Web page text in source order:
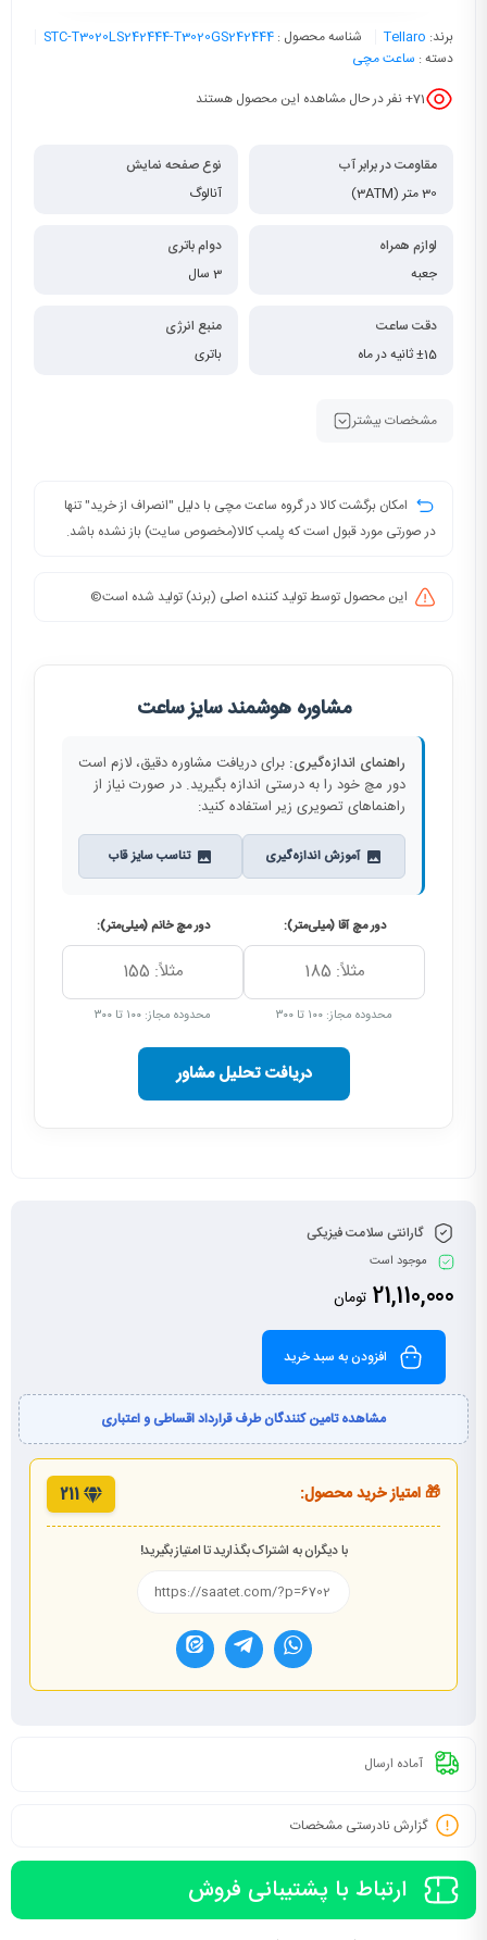
برند: Tellaro شناسه محصول : STC-T3020LS242444-T3020GS242444
دسته : ساعت مچی
71+ نفر در حال مشاهده این محصول هستند
مقاومت در برابر آب
30 متر (3ATM)
نوع صفحه نمایش
آنالوگ
لوازم همراه
جعبه
دوام باتری
3 سال
دقت ساعت
±15 ثانیه در ماه
منبع انرژی
باتری
مشخصات بیشتر
امکان برگشت کالا در گروه ساعت مچی با دلیل "انصراف از خرید" تنها
در صورتی مورد قبول است که پلمب کالا(مخصوص سایت) باز نشده باشد.
این محصول توسط تولید کننده اصلی (برند) تولید شده است©️
مشاوره هوشمند سایز ساعت
راهنمای اندازه‌گیری: برای دریافت مشاوره دقیق، لازم است
دور مچ خود را به درستی اندازه بگیرید. در صورت نیاز از
راهنماهای تصویری زیر استفاده کنید:
آموزش اندازه‌گیری تناسب سایز قاب
دور مچ آقا (میلی‌متر):
محدوده مجاز: ۱۰۰ تا ۳۰۰
دور مچ خانم (میلی‌متر):
محدوده مجاز: ۱۰۰ تا ۳۰۰
دریافت تحلیل مشاور
گارانتی سلامت فیزیکی
موجود است
21,110,000 تومان
افزودن به سبد خرید
مشاهده تامین کنندگان طرف قرارداد اقساطی و اعتباری
🎁 امتیاز خرید محصول: 211
با دیگران به اشتراک بگذارید تا امتیاز بگیرید!
آماده ارسال
گزارش نادرستی مشخصات
ارتباط با پشتیبانی فروش